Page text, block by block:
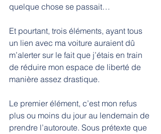
quelque chose se passait…
Et pourtant, trois éléments, ayant tous
un lien avec ma voiture auraient dû
m’alerter sur le fait que j’étais en train
de réduire mon espace de liberté de
manière assez drastique.
Le premier élément, c’est mon refus
plus ou moins du jour au lendemain de
prendre l’autoroute. Sous prétexte que